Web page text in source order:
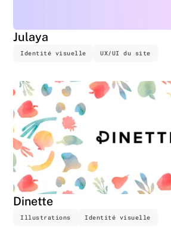
Julaya
Identité visuelle UX/UI du site
Dinette
Illustrations Identité visuelle
contact@alasta.io
© 2026 Alasta. Tous droits réservés.
Mentions légales.
Agréé Crédit Impôt Innovation
Référencé chez